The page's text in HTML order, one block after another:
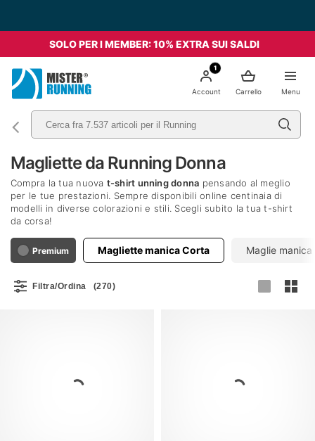
SOLO PER I MEMBER: 10% EXTRA SUI SALDI
Menu
Carrello
1
Account
Magliette da Running Donna
Compra la tua nuova t-shirt unning donna pensando al meglio
per le tue prestazioni. Sempre disponibili online centinaia di
modelli in diverse colorazioni e stili. Scegli subito la tua t-shirt
da corsa!
Premium Magliette manica Corta Maglie
Filtra/Ordina (270)